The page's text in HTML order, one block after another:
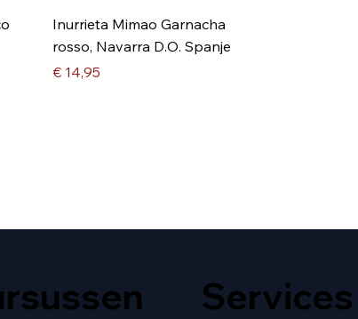
Inurrieta Mimao Garnacha
rosso, Navarra D.O. Spanje
Prijs
€ 14,95
Services